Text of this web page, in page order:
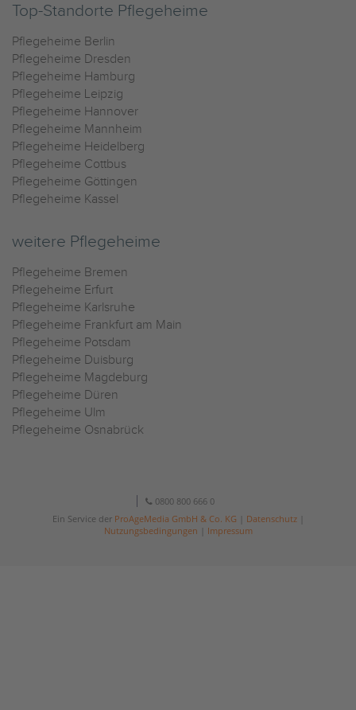
Top-Standorte Pflegeheime
Pflegeheime Berlin
Pflegeheime Dresden
Pflegeheime Hamburg
Pflegeheime Leipzig
Pflegeheime Hannover
Pflegeheime Mannheim
Pflegeheime Heidelberg
Pflegeheime Cottbus
Pflegeheime Göttingen
Pflegeheime Kassel
weitere Pflegeheime
Pflegeheime Bremen
Pflegeheime Erfurt
Pflegeheime Karlsruhe
Pflegeheime Frankfurt am Main
Pflegeheime Potsdam
Pflegeheime Duisburg
Pflegeheime Magdeburg
Pflegeheime Düren
Pflegeheime Ulm
Pflegeheime Osnabrück
0800 800 666 0
Ein Service der ProAgeMedia GmbH & Co. KG Datenschutz|
Nutzungsbedingungen
Impressum